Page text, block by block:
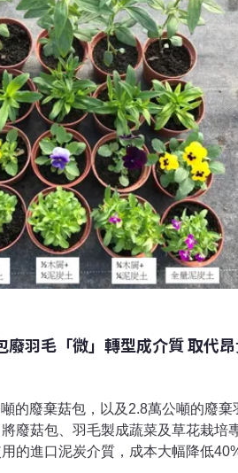
廢羽毛「微」轉型成介質 取代
的廢棄菇包，以及2.8萬公噸的廢棄
廢菇包、羽毛製成蔬菜及草花栽培
的進口泥炭介質，成本大幅降低